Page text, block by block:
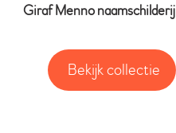
Giraf Menno naamschilderij
Bekijk collectie